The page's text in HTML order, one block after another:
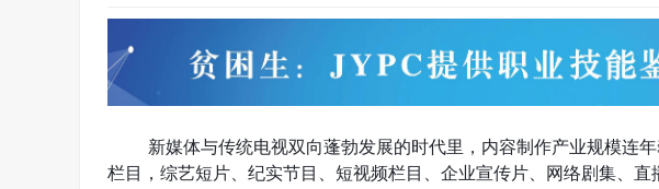
新媒体与传统电视双向蓬勃发展的时代里，内容制作产业规模连
栏目，综艺短片、纪实节目、短视频栏目、企业宣传片、网络剧集、